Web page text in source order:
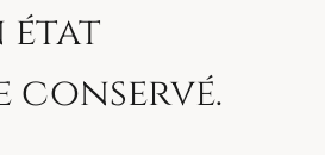
état
conservé.